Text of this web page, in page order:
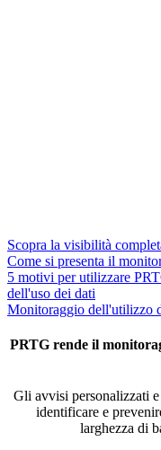
Scopra la visibilità
Come si presenta il
5 motivi per utilizzare
dell'uso dei dati
Monitoraggio dell'utilizzo
PRTG rende il
Gli avvisi personalizzati
identificare e
larghezza di